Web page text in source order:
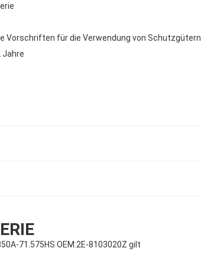
Vorschriften für die Verwendung von Schutzgütern
Jahre
71.575HS OEM:2E-8103020Z gilt